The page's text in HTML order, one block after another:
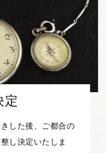
定
した後、ご都合の
し決定いたしま